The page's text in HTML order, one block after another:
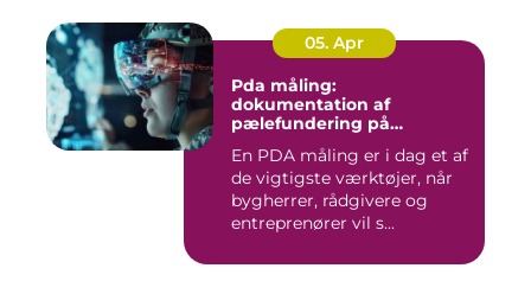
05. Apr
Pda måling:
dokumentation af
pælefundering på
En PDA måling er i dag et af
de vigtigste værktøjer, når
bygherrer, rådgivere og
entreprenører vil s...